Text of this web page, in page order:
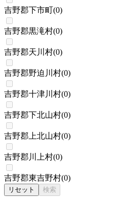
吉野郡下市町(0)
吉野郡黒滝村(0)
吉野郡天川村(0)
吉野郡野迫川村(0)
吉野郡十津川村(0)
吉野郡下北山村(0)
吉野郡上北山村(0)
吉野郡川上村(0)
吉野郡東吉野村(0)
リセット 検索